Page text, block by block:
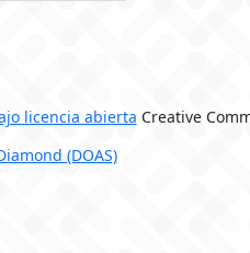
licencia abierta Creative
(DOAS)